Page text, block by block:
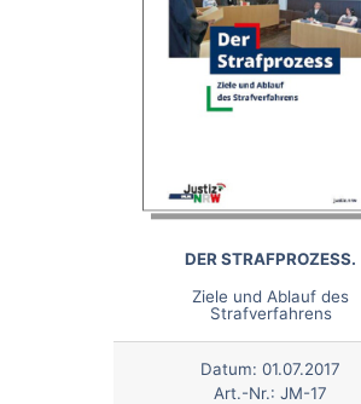
DER STRAFPROZESS.
Ziele und Ablauf des
Strafverfahrens
Datum: 01.07.2017
Art.-Nr.: JM-17